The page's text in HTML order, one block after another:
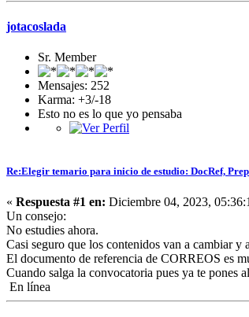
jotacoslada
Sr. Member
Mensajes: 252
Karma: +3/-18
Esto no es lo que yo pensaba
Re:Elegir temario para inicio de estudio: DocRef,
« Respuesta #1 en: Diciembre 04, 2023,
Un consejo:
No estudies ahora.
Casi seguro que los contenidos van a cambiar y
El documento de referencia de CORREOS es
Cuando salga la convocatoria pues ya te pones
En línea